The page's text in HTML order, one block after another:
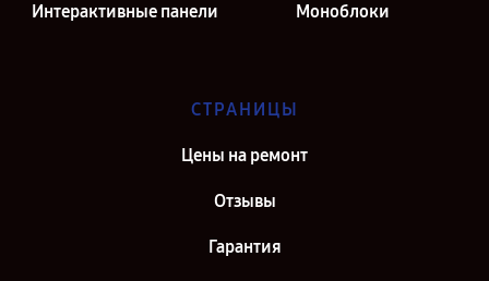
Интерактивные панели Моноблоки
СТРАНИЦЫ
Цены на ремонт
Отзывы
Гарантия